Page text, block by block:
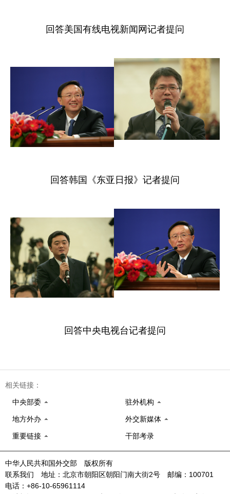
回答美国有线电视新闻网记者提问
回答韩国《东亚日报》记者提问
回答中央电视台记者提问
相关链接：
中央部委 驻外机构
地方外办 外交新媒体
重要链接 干部考录
中华人民共和国外交部 版权所有
联系我们 地址：北京市朝阳区朝阳门南大街2号 邮编：100701
电话：+86-10-65961114